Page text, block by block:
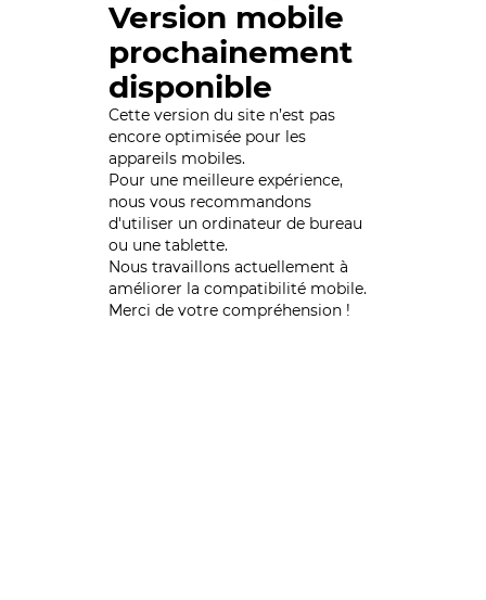
Version mobile
prochainement
disponible
Cette version du site n’est pas
encore optimisée pour les
appareils mobiles.
Pour une meilleure expérience,
nous vous recommandons
d'utiliser un ordinateur de bureau
ou une tablette.
Nous travaillons actuellement à
améliorer la compatibilité mobile.
Merci de votre compréhension !